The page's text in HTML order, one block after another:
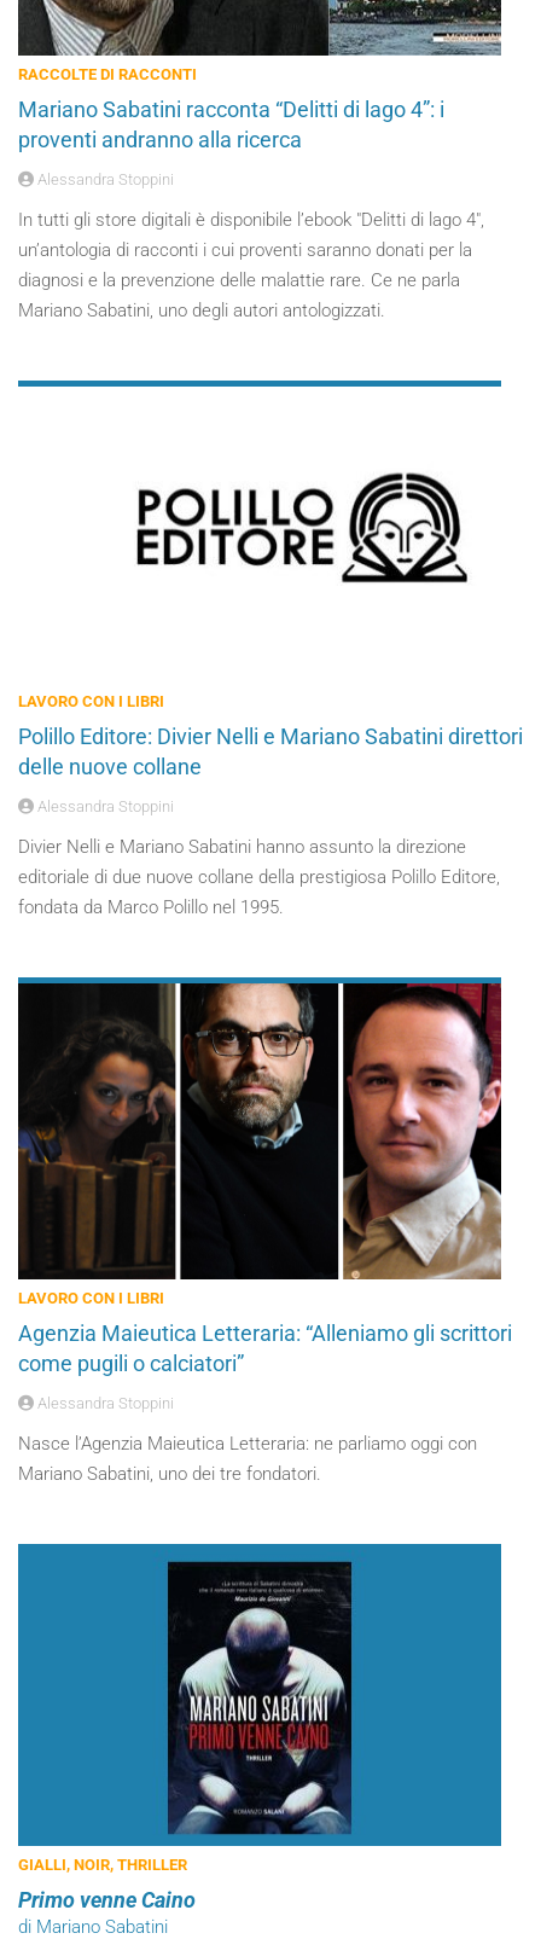
RACCOLTE DI RACCONTI
Mariano Sabatini racconta “Delitti di lago 4”: i
proventi andranno alla ricerca
Alessandra Stoppini
In tutti gli store digitali è disponibile l’ebook "Delitti di lago 4",
un’antologia di racconti i cui proventi saranno donati per la
diagnosi e la prevenzione delle malattie rare. Ce ne parla
Mariano Sabatini, uno degli autori antologizzati.
LAVORO CON I LIBRI
Polillo Editore: Divier Nelli e Mariano Sabatini direttori
delle nuove collane
Alessandra Stoppini
Divier Nelli e Mariano Sabatini hanno assunto la direzione
editoriale di due nuove collane della prestigiosa Polillo Editore,
fondata da Marco Polillo nel 1995.
LAVORO CON I LIBRI
Agenzia Maieutica Letteraria: “Alleniamo gli scrittori
come pugili o calciatori”
Alessandra Stoppini
Nasce l’Agenzia Maieutica Letteraria: ne parliamo oggi con
Mariano Sabatini, uno dei tre fondatori.
GIALLI, NOIR, THRILLER
Primo venne Caino
di Mariano Sabatini